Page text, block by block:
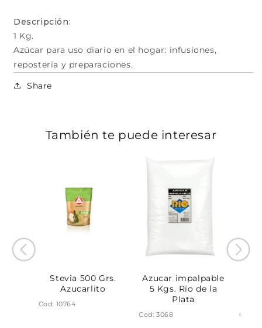
Descripción:
1 Kg.
Azúcar para uso diario en el hogar: infusiones,
repostería y preparaciones.
Share
También te puede interesar
Stevia 500 Grs.
Azucarlito
Cod: 10764
Azucar impalpable
5 Kgs. Río de la
Plata
Cod: 3068 Cod: